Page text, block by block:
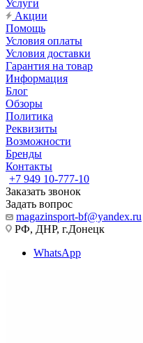
Услуги
Акции
Помощь
Условия оплаты
Условия доставки
Гарантия на товар
Информация
Блог
Обзоры
Политика
Реквизиты
Возможности
Бренды
Контакты
+7 949 10-777-10
Заказать звонок
Задать вопрос
magazinsport-bf@yandex.ru
РФ, ДНР, г.Донецк
WhatsApp